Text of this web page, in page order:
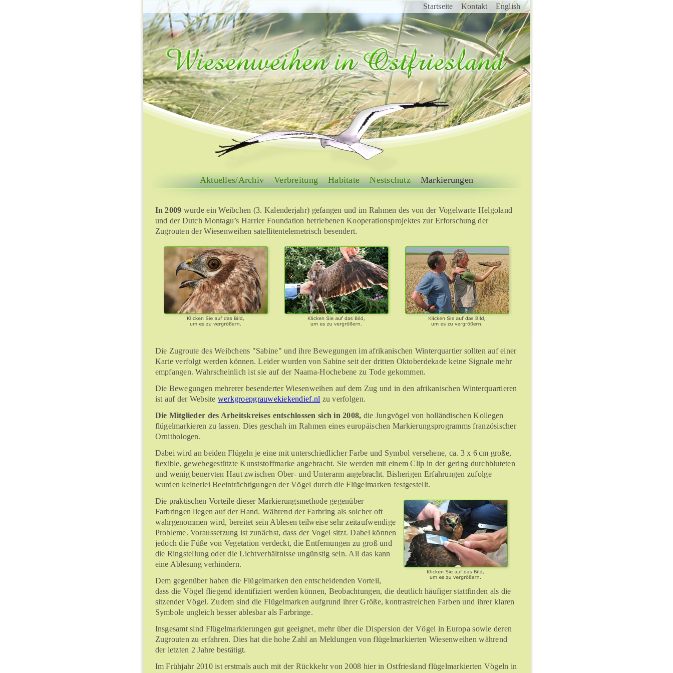
Startseite Kontakt English
Aktuelles/Archiv Verbreitung Habitate Nestschutz Markierungen
In 2009 wurde ein Weibchen (3. Kalenderjahr) gefangen und im Rahmen des von der Vogelwarte Helgoland
und der Dutch Montagu’s Harrier Foundation betriebenen Kooperationsprojektes zur Erforschung der
Zugrouten der Wiesenweihen satellitentelemetrisch besendert.
Die Zugroute des Weibchens "Sabine" und ihre Bewegungen im afrikanischen Winterquartier sollten auf einer
Karte verfolgt werden können. Leider wurden von Sabine seit der dritten Oktoberdekade keine Signale mehr
empfangen. Wahrscheinlich ist sie auf der Naama-Hochebene zu Tode gekommen.
Die Bewegungen mehrerer besenderter Wiesenweihen auf dem Zug und in den afrikanischen Winterquartieren
ist auf der Website werkgroepgrauwekiekendief.nl zu verfolgen.
Die Mitglieder des Arbeitskreises entschlossen sich in 2008, die Jungvögel von holländischen Kollegen
flügelmarkieren zu lassen. Dies geschah im Rahmen eines europäischen Markierungsprogramms französischer
Ornithologen.
Dabei wird an beiden Flügeln je eine mit unterschiedlicher Farbe und Symbol versehene, ca. 3 x 6cm große,
flexible, gewebegestützte Kunststoffmarke angebracht. Sie werden mit einem Clip in der gering durchbluteten
und wenig benervten Haut zwischen Ober- und Unterarm angebracht. Bisherigen Erfahrungen zufolge
wurden keinerlei Beeinträchtigungen der Vögel durch die Flügelmarken festgestellt.
Die praktischen Vorteile dieser Markierungsmethode gegenüber
Farbringen liegen auf der Hand. Während der Farbring als solcher oft
wahrgenommen wird, bereitet sein Ablesen teilweise sehr zeitaufwendige
Probleme. Voraussetzung ist zunächst, dass der Vogel sitzt. Dabei können
jedoch die Füße von Vegetation verdeckt, die Entfernungen zu groß und
die Ringstellung oder die Lichtverhältnisse ungünstig sein. All das kann
eine Ablesung verhindern.
Dem gegenüber haben die Flügelmarken den entscheidenden Vorteil,
dass die Vögel fliegend identifiziert werden können, Beobachtungen, die deutlich häufiger stattfinden als die
sitzender Vögel. Zudem sind die Flügelmarken aufgrund ihrer Größe, kontrastreichen Farben und ihrer klaren
Symbole ungleich besser ablesbar als Farbringe.
Insgesamt sind Flügelmarkierungen gut geeignet, mehr über die Dispersion der Vögel in Europa sowie deren
Zugrouten zu erfahren. Dies hat die hohe Zahl an Meldungen von flügelmarkierten Wiesenweihen während
der letzten 2 Jahre bestätigt.
Im Frühjahr 2010 ist erstmals auch mit der Rückkehr von 2008 hier in Ostfriesland flügelmarkierten Vögeln in